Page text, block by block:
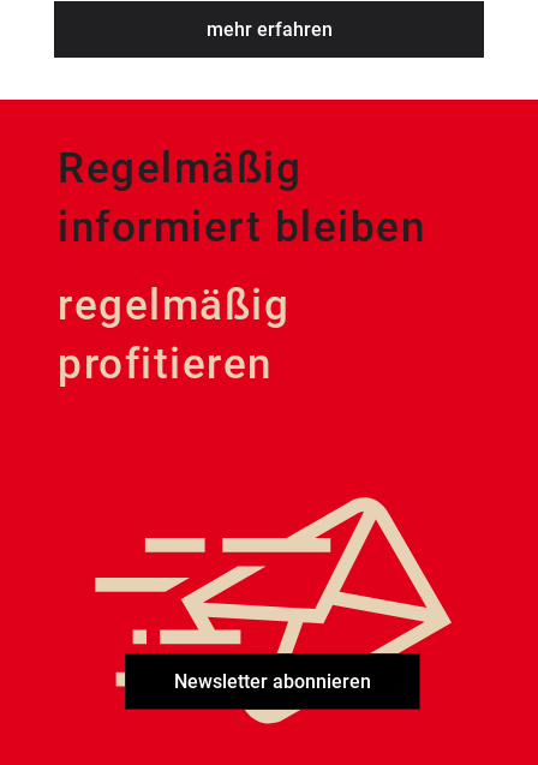
mehr erfahren
Regelmäßig
informiert bleiben
regelmäßig
profitieren
Newsletter abonnieren